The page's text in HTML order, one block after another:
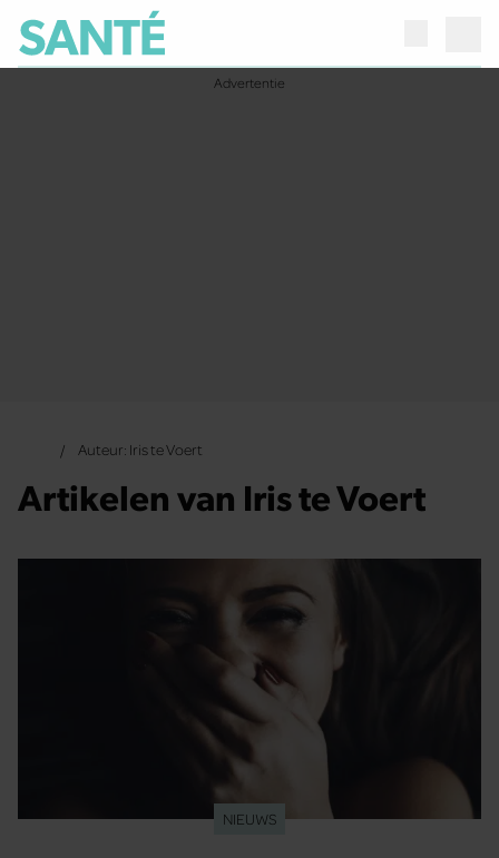
Auteur: Iris te Voert
Artikelen van Iris te Voert
NIEUWS